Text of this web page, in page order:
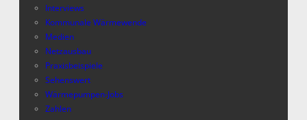
Interviews
Kommunale Wärmewende
Medien
Netzausbau
Praxisbeispiele
Sehenswert
Wärmepumpen-Jobs
Zahlen